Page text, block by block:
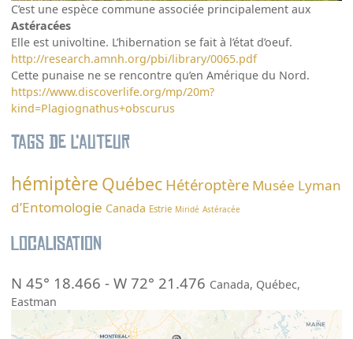
C’est une espèce commune associée principalement aux
Astéracées
Elle est univoltine. L’hibernation se fait à l’état d’oeuf.
http://research.amnh.org/pbi/library/0065.pdf
Cette punaise ne se rencontre qu’en Amérique du Nord.
https://www.discoverlife.org/mp/20m?
kind=Plagiognathus+obscurus
Tags de l’auteur
hémiptère Québec Hétéroptère Musée Lyman
d’Entomologie Canada Estrie Miridé Astéracée
Localisation
N 45° 18.466 -W 72° 21.476 Canada, Québec,
Eastman